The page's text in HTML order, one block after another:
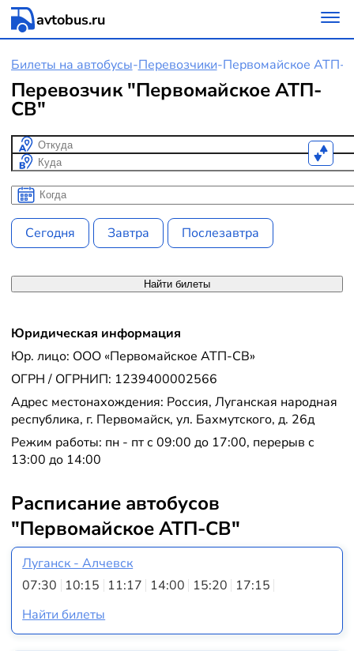
avtobus.ru
Билеты на автобусы-Перевозчики-Первомайское АТП-
Перевозчик "Первомайское АТП-
СВ"
Откуда
Куда
Когда
Когда
Сегодня Завтра Послезавтра
Найти билеты
Юридическая информация
Юр. лицо: ООО «Первомайское АТП-СВ»
ОГРН / ОГРНИП: 1239400002566
Адрес местонахождения: Россия, Луганская народная
республика, г. Первомайск, ул. Бахмутского, д. 26д
Режим работы: пн - пт с 09:00 до 17:00, перерыв с
13:00 до 14:00
Расписание автобусов
"Первомайское АТП-СВ"
Луганск - Алчевск
07:30 10:15 11:17 14:00 15:20 17:15
Найти билеты